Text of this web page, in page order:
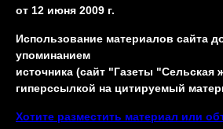
от 12 июня 2009 г.
Использование материалов сайта
упоминанием
источника (сайт "Газеты "Сельская
гиперссылкой на цитируемый
Хотите разместить материал или